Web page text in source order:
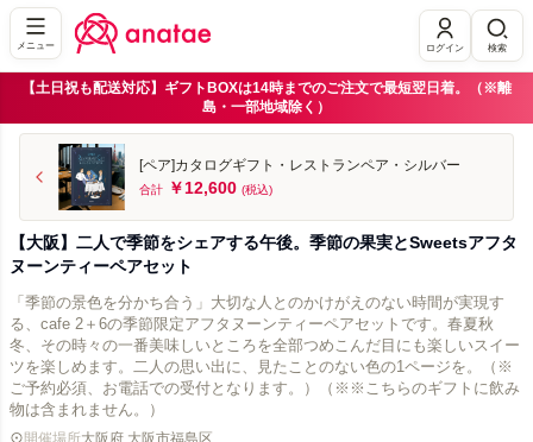
メニュー ログイン 検索
【土日祝も配送対応】ギフトBOXは14時までのご注文で最短翌日着。（※離
島・一部地域除く）
[ペア]カタログギフト・レストランペア・シルバー
合計 ￥12,600 (税込)
【大阪】二人で季節をシェアする午後。季節の果実とSweetsアフタ
ヌーンティーペアセット
「季節の景色を分かち合う」大切な人とのかけがえのない時間が実現す
る、cafe 2＋6の季節限定アフタヌーンティーペアセットです。春夏秋
冬、その時々の一番美味しいところを全部つめこんだ目にも楽しいスイー
ツを楽しめます。二人の思い出に、見たことのない色の1ページを。（※
ご予約必須、お電話での受付となります。）（※※こちらのギフトに飲み
物は含まれません。）
開催場所大阪府 大阪市福島区